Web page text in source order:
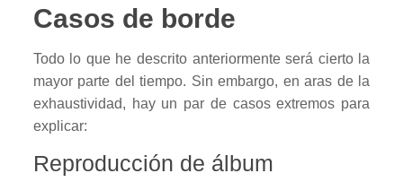
Casos de borde
Todo lo que he descrito anteriormente será cierto la
mayor parte del tiempo. Sin embargo, en aras de la
exhaustividad, hay un par de casos extremos para
explicar:
Reproducción de álbum